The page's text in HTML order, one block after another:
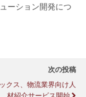
ーション開発につ
次の投稿
クス、物流業界向け人
材紹介サービス開始